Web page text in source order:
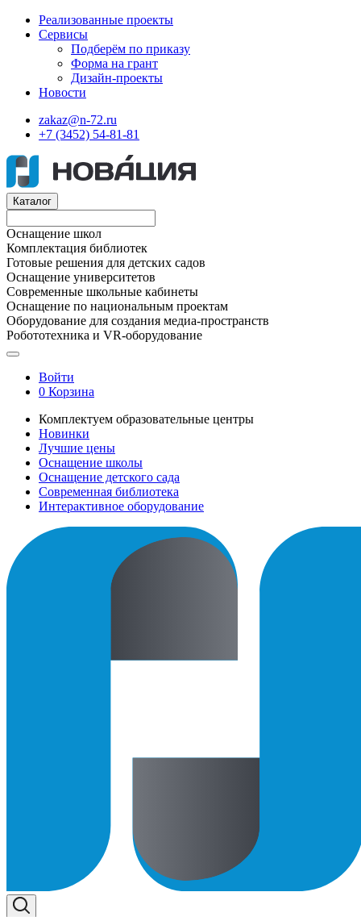
Реализованные проекты
Сервисы
Подберём по приказу
Форма на грант
Дизайн-проекты
Новости
zakaz@n-72.ru
+7 (3452) 54-81-81
Каталог
Оснащение школ
Комплектация библиотек
Готовые решения для детских садов
Оснащение университетов
Современные школьные кабинеты
Оснащение по национальным проектам
Оборудование для создания медиа-пространств
Робототехника и VR-оборудование
Войти
0 Корзина
Комплектуем образовательные центры
Новинки
Лучшие цены
Оснащение школы
Оснащение детского сада
Современная библиотека
Интерактивное оборудование